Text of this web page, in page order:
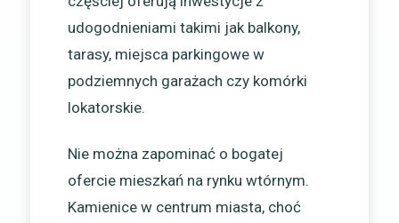
udogodnieniami takimi jak balkony,
tarasy, miejsca parkingowe w
podziemnych garażach czy komórki
lokatorskie.
Nie można zapominać o bogatej
ofercie mieszkań na rynku wtórnym.
Kamienice w centrum miasta, choć